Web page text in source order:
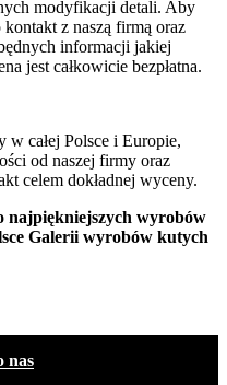
modyfikacji detali. Aby
z naszą firmą oraz
informacji jakiej
jest całkowicie bezpłatna.
całej Polsce i Europie,
od naszej firmy oraz
celem dokładnej wyceny.
najpiękniejszych wyrobów
Galerii wyrobów kutych
nas